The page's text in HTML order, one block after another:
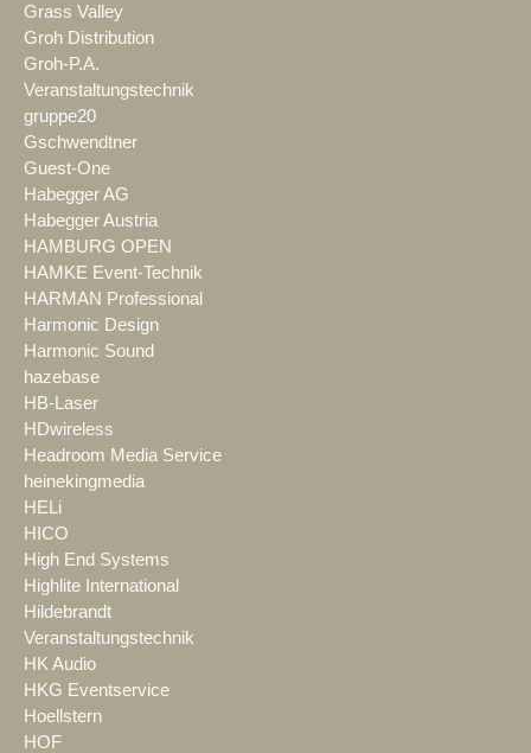
Grass Valley
Groh Distribution
Groh-P.A.
Veranstaltungstechnik
gruppe20
Gschwendtner
Guest-One
Habegger AG
Habegger Austria
HAMBURG OPEN
HAMKE Event-Technik
HARMAN Professional
Harmonic Design
Harmonic Sound
hazebase
HB-Laser
HDwireless
Headroom Media Service
heinekingmedia
HELi
HICO
High End Systems
Highlite International
Hildebrandt
Veranstaltungstechnik
HK Audio
HKG Eventservice
Hoellstern
HOF